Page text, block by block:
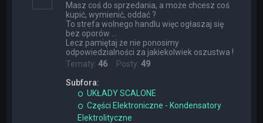
Masz coś do sprzedania, a może chcesz coś
kupić, wymienić, oddać ?
To strefa wolnego handlu więc ogłaszaj się
bez oporów ...
Lecz pamiętaj że nie ponosimy
odpowiedzialności za jakiekolwiek oszustwa !
Tematy:46 Posty:49
Subfora:
UKŁADY SCALONE
Części Elektroniczne - Kondensatory
Elektrolityczne